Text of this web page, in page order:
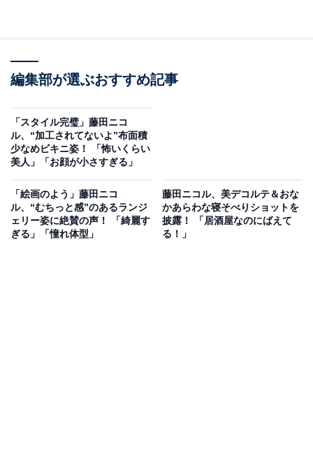
編集部が選ぶおすすめ記事
「スタイル完璧」藤田ニコ
ル、“加工されてないよ”布面積
少なめビキニ姿！ 「怖いくらい
美人」「お顔が小さすぎる」
「絵画のよう」藤田ニコ
ル、“むちっと感”のあるランジ
ェリー姿に絶賛の声！ 「綺麗す
ぎる」「憧れ体型」
藤田ニコル、美デコルテ＆おな
かあらわな寝そべりショットを
披露！ 「居酒屋なのにばえて
る！」